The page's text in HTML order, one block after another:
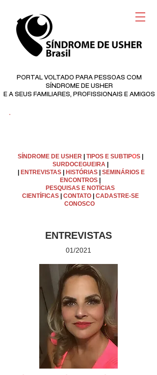
PORTAL VOLTADO PARA PESSOAS COM
SÍNDROME DE USHER
E A SEUS FAMILIARES, PROFISSIONAIS E AMIGOS
©
SÍNDROME DE USHER TIPOS E SUBTIPOS
SURDOCEGUEIRA
ENTREVISTAS HISTÓRIAS| SEMINÁRIOS E
ENCONTROS
PESQUISAS E NOTÍCIAS
CIENTÍFICAS
CONTATO
CADASTRE-SE
CONOSCO
ENTREVISTAS
01/2021